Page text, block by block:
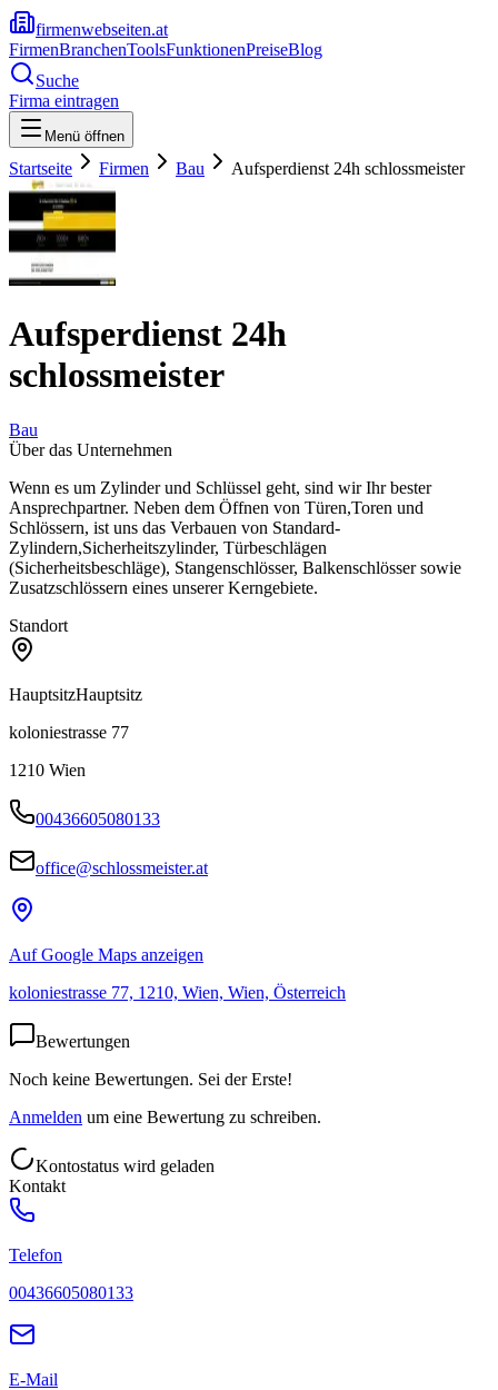
firmenwebseiten.at
FirmenBranchenToolsFunktionenPreiseBlog
Suche
Firma eintragen
Menü öffnen
Startseite Firmen Bau Aufsperdienst 24h schlossmeister
Aufsperdienst 24h
schlossmeister
Bau
Über das Unternehmen
Wenn es um Zylinder und Schlüssel geht, sind wir Ihr bester
Ansprechpartner. Neben dem Öffnen von Türen,Toren und
Schlössern, ist uns das Verbauen von Standard-
Zylindern,Sicherheitszylinder, Türbeschlägen
(Sicherheitsbeschläge), Stangenschlösser, Balkenschlösser sowie
Zusatzschlössern eines unserer Kerngebiete.
Standort
HauptsitzHauptsitz
koloniestrasse 77
1210 Wien
00436605080133
office@schlossmeister.at
Auf Google Maps anzeigen
koloniestrasse 77, 1210, Wien, Wien, Österreich
Bewertungen
Noch keine Bewertungen. Sei der Erste!
Anmelden um eine Bewertung zu schreiben.
Kontostatus wird geladen
Kontakt
Telefon
00436605080133
E-Mail